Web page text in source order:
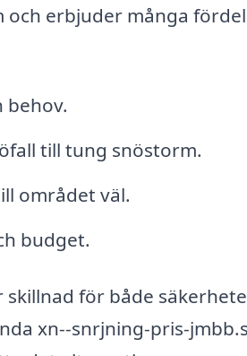
erbjuder många
behov.
till tung snöstorm.
området väl.
budget.
för både
xn--snrjning-pris-